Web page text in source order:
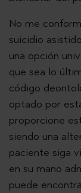
No me
suicidio
una opción
que sea lo
código
optado por
proporcione
siendo una
paciente siga
en su mano
puede